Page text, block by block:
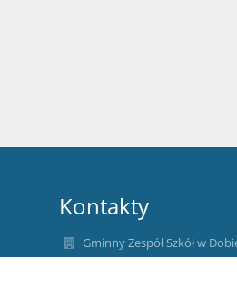
Kontakty
Gminny Zespół Szkół w